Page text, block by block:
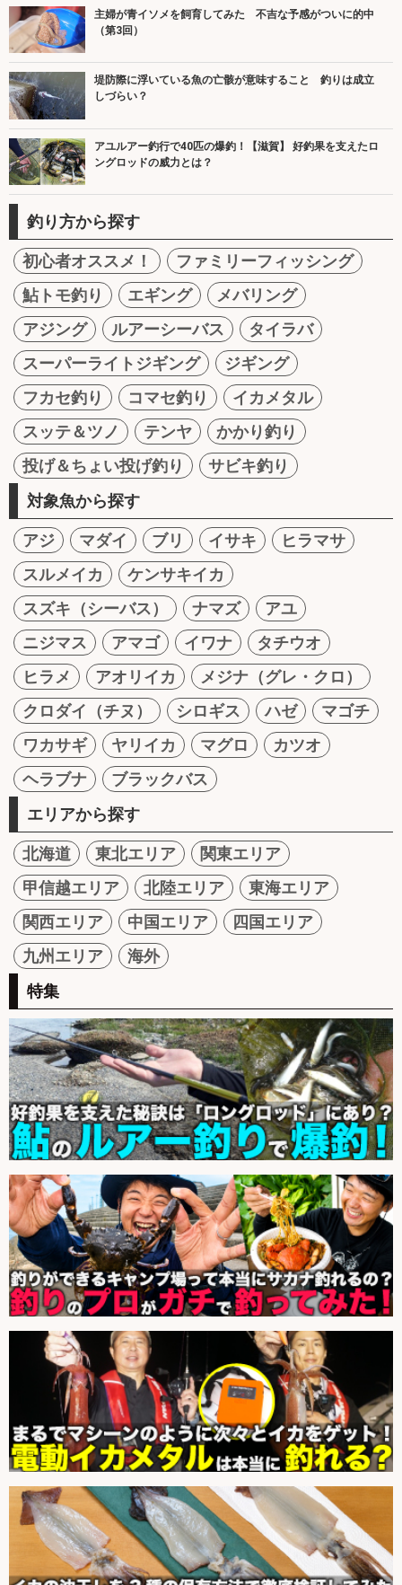
主婦が青イソメを飼育してみた 不吉な予感がついに的中
（第3回）
堤防際に浮いている魚の亡骸が意味すること 釣りは成立
しづらい？
アユルアー釣行で40匹の爆釣！【滋賀】 好釣果を支えたロ
ングロッドの威力とは？
釣り方から探す
初心者オススメ！
ファミリーフィッシング
鮎トモ釣り
エギング
メバリング
アジング
ルアーシーバス
タイラバ
スーパーライトジギング
ジギング
フカセ釣り
コマセ釣り
イカメタル
スッテ＆ツノ
テンヤ
かかり釣り
投げ＆ちょい投げ釣り
サビキ釣り
対象魚から探す
アジ マダイ ブリ イサキ
ヒラマサ
スルメイカ
ケンサキイカ
スズキ（シーバス）
ナマズ
アユ
ニジマス
アマゴ イワナ
タチウオ
ヒラメ
アオリイカ
メジナ（グレ・クロ）
クロダイ（チヌ）
シロギス ハゼ
マゴチ
ワカサギ
ヤリイカ マグロ
カツオ
ヘラブナ
ブラックバス
エリアから探す
北海道 東北エリア
関東エリア
甲信越エリア
北陸エリア
東海エリア
関西エリア
中国エリア
四国エリア
九州エリア
海外
特集